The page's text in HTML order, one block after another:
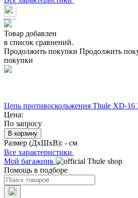
Товар добавлен
в список сравнений.
Продолжить покупки Продолжить
покупки
Цепь противоскольжения Thule XD-16
Цена:
По запросу
В корзину
Размер (ДхШхВ): - см
Все характеристики
Мой багажник
Помощь в подборе